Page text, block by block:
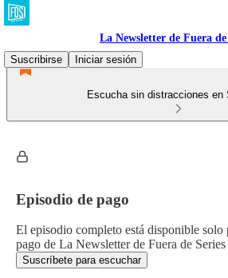
La Newsletter de Fuera de
Suscribirse
Iniciar sesión
Escucha sin distracciones en
Episodio de pago
El episodio completo está disponible solo
pago de La Newsletter de Fuera de Series
Suscríbete para escuchar